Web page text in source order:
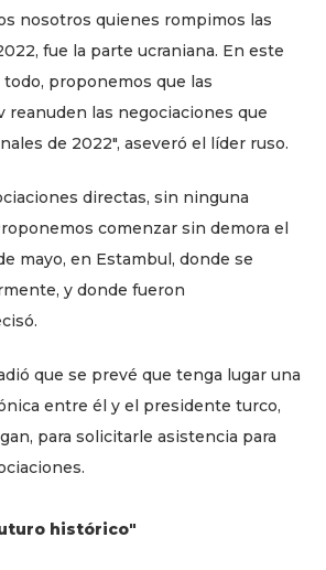
nosotros quienes rompimos las
fue la parte ucraniana. En este
proponemos que las
reanuden las negociaciones que
de 2022", aseveró el líder ruso.
directas, sin ninguna
comenzar sin demora el
mayo, en Estambul, donde se
y donde fueron
que se prevé que tenga lugar una
entre él y el presidente turco,
para solicitarle asistencia para
histórico"